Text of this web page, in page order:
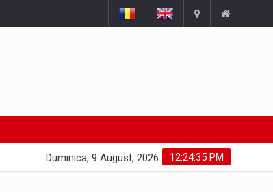
12:24:36 PM
Duminica, 9 August, 2026